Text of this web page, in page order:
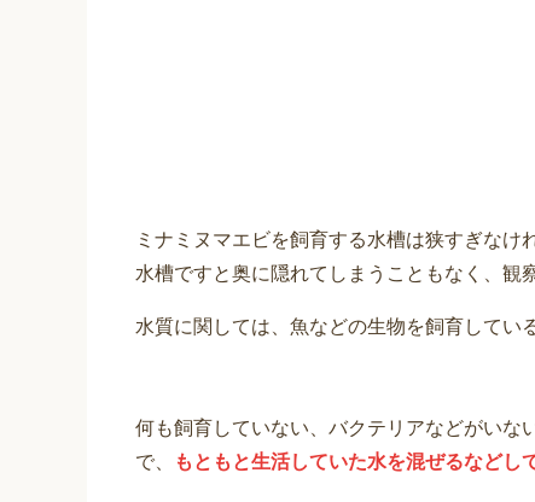
ミナミヌマエビを飼育する水槽は狭すぎなけ
水槽ですと奥に隠れてしまうこともなく、観
水質に関しては、魚などの生物を飼育してい
何も飼育していない、バクテリアなどがいな
で、
もともと生活していた水を混ぜるなどし